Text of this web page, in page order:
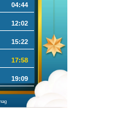
04:44
12:02
15:22
17:58
19:09